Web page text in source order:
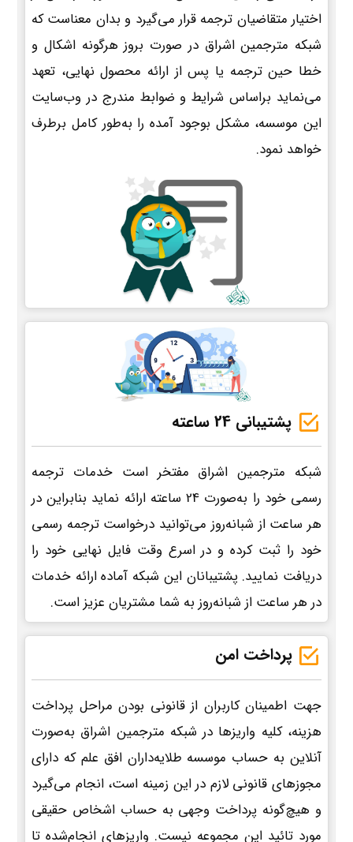
اختیار متقاضیان ترجمه قرار می‌گیرد و بدان معناست که
شبکه مترجمین اشراق در صورت بروز هرگونه اشکال و
خطا حین ترجمه یا پس از ارائه محصول نهایی، تعهد
می‌نماید براساس شرایط و ضوابط مندرج در وب‌سایت
این موسسه، مشکل بوجود آمده را به‌طور کامل برطرف
خواهد نمود.
پشتیبانی 24 ساعته
شبکه مترجمین اشراق مفتخر است خدمات ترجمه
رسمی خود را به‌صورت 24 ساعته ارائه نماید بنابراین در
هر ساعت از شبانه‌روز می‌توانید درخواست ترجمه رسمی
خود را ثبت کرده و در اسرع وقت فایل نهایی خود را
دریافت نمایید. پشتیبانان این شبکه آماده ارائه خدمات
در هر ساعت از شبانه‌روز به شما مشتریان عزیز است.
پرداخت امن
جهت اطمینان کاربران از قانونی بودن مراحل پرداخت
هزینه، کلیه واریزها در شبکه مترجمین اشراق به‌صورت
آنلاین به حساب موسسه طلایه‌داران افق علم که دارای
مجوزهای قانونی لازم در این زمینه است، انجام می‌گیرد
و هیچ‌گونه پرداخت وجهی به حساب اشخاص حقیقی
مورد تائید این مجموعه نیست. واریزهای انجام‌شده تا